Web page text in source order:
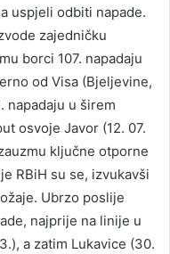
uspjeli odbiti napade.
zajedničku
borci 107. napadaju
od Visa (Bjeljevine,
napadaju u širem
osvoje Javor (12. 07.
ključne otporne
RBiH su se, izvukavši
Ubrzo poslije
najprije na linije u
a zatim Lukavice (30.